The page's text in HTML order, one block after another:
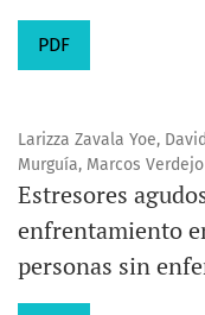
PDF
Larizza Zavala Yoe,
Murguía, Marcos
Estresores
enfrentamiento
personas sin